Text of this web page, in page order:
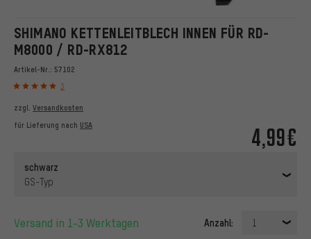
SHIMANO KETTENLEITBLECH INNEN FÜR RD-
M8000 / RD-RX812
Artikel-Nr.: 57102
3
4,99€
zzgl. Versandkosten
für Lieferung nach USA
schwarz
GS-Typ
Versand in 1-3 Werktagen Anzahl: 1